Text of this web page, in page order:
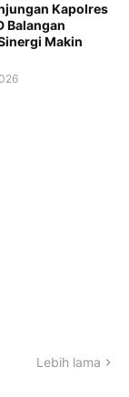
Kapolres
Balangan
Makin
Lebih lama